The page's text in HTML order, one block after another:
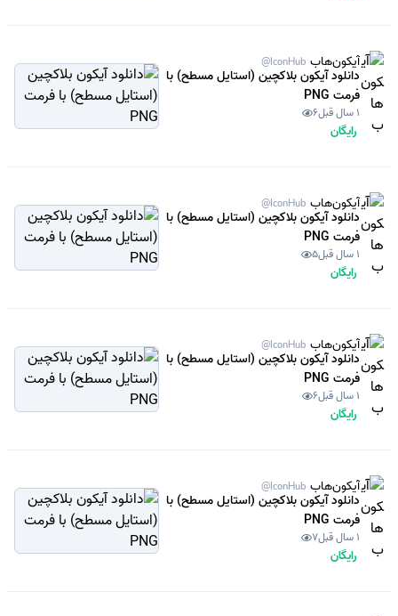
آیکون‌هاب @IconHub
دانلود آیکون بلاکچین (استایل مسطح) با
فرمت PNG
1 سال قبل 6
رایگان
آیکون‌هاب @IconHub
دانلود آیکون بلاکچین (استایل مسطح) با
فرمت PNG
1 سال قبل 5
رایگان
آیکون‌هاب @IconHub
دانلود آیکون بلاکچین (استایل مسطح) با
فرمت PNG
1 سال قبل 6
رایگان
آیکون‌هاب @IconHub
دانلود آیکون بلاکچین (استایل مسطح) با
فرمت PNG
1 سال قبل 7
رایگان